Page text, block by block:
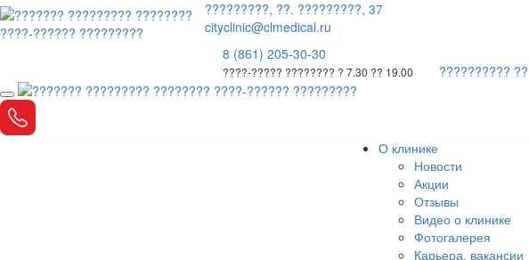
?????????, ??. ?????????, 37
cityclinic@clmedical.ru
8 (861) 205-30-30
????-????? ???????? ? 7.30 ?? 19.00 ??????????
О клинике
Новости
Акции
Отзывы
Видео о клинике
Фотогалерея
Карьера, вакансии